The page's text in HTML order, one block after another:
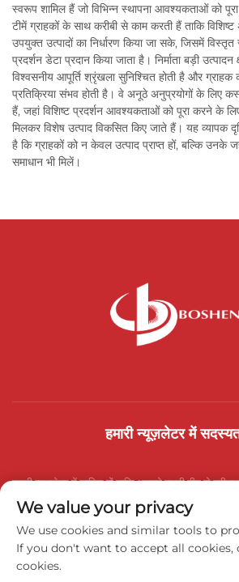
स्वरूप शामिल हैं जो विभिन्न स्थापना आवश्यकताओं को
टीमें ग्राहकों के साथ करीबी से काम करती हैं ताकि
उपयुक्त उत्पादों का निर्धारण किया जा सके, जिसमें विस्तृत
प्रदर्शन डेटा प्रदान किया जाता है। निर्माता बड़ी
विश्वसनीय आपूर्ति श्रृंखला सुनिश्चित होती है और ग्राहक
प्रतिक्रिया संभव होती है। वे अनूठे अनुप्रयोगों के लिए
हैं, जहां विशिष्ट प्रदर्शन आवश्यकताओं को पूरा करने के
मिलकर विशेष उत्पाद विकसित किए जाते हैं। यह व्यापक
है कि ग्राहकों को न केवल उत्पाद प्राप्त हों, बल्कि उनके
समाधान भी मिलें।
हमारी न्यूज़लेटर में
हमारी न्यूज़लेटर में शामिल हों ताकि आपको हमारी टीम से
अंतर्दृष्टि प्राप्त हो।
We value your privacy
We use cookies and similar tools to
If you don't want to accept all cookies,
cookies.